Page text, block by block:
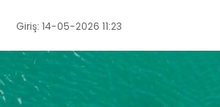
Giriş: 14-05-2026 11:23